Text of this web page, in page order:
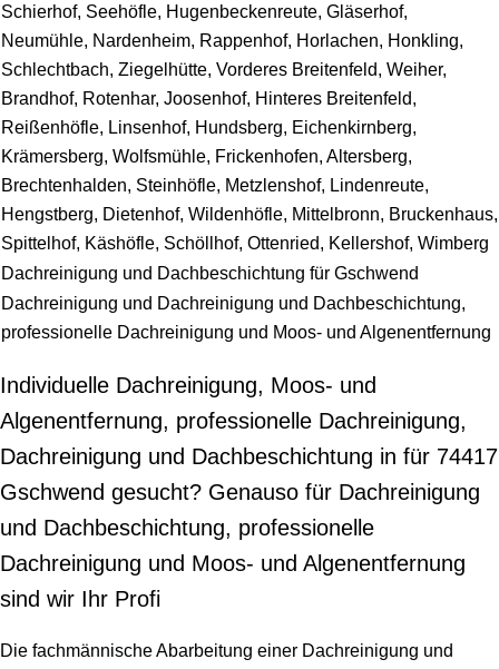
Schierhof, Seehöfle, Hugenbeckenreute, Gläserhof,
Neumühle, Nardenheim, Rappenhof, Horlachen, Honkling,
Schlechtbach, Ziegelhütte, Vorderes Breitenfeld, Weiher,
Brandhof, Rotenhar, Joosenhof, Hinteres Breitenfeld,
Reißenhöfle, Linsenhof, Hundsberg, Eichenkirnberg,
Krämersberg, Wolfsmühle, Frickenhofen, Altersberg,
Brechtenhalden, Steinhöfle, Metzlenshof, Lindenreute,
Hengstberg, Dietenhof, Wildenhöfle, Mittelbronn, Bruckenhaus,
Spittelhof, Käshöfle, Schöllhof, Ottenried, Kellershof, Wimberg
Dachreinigung und Dachbeschichtung für Gschwend
Dachreinigung und Dachreinigung und Dachbeschichtung,
professionelle Dachreinigung und Moos- und Algenentfernung
Individuelle Dachreinigung, Moos- und
Algenentfernung, professionelle Dachreinigung,
Dachreinigung und Dachbeschichtung in für 74417
Gschwend gesucht? Genauso für Dachreinigung
und Dachbeschichtung, professionelle
Dachreinigung und Moos- und Algenentfernung
sind wir Ihr Profi
Die fachmännische Abarbeitung einer Dachreinigung und